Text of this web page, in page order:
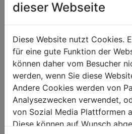
packaging height in mm
packaging length in mm
general data
EAN code
dieser Webseite
Diese Website nutzt Cookies.
für eine gute Funktion der
können daher vom Besucher
werden, wenn Sie diese
Andere Cookies werden von
Analysezwecken verwendet,
von Sozial Media Plattformen
Diese können auf Wunsch